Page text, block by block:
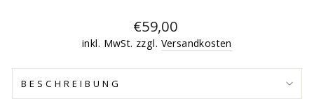
Normaler
Preis
€59,00
inkl. MwSt. zzgl. Versandkosten
BESCHREIBUNG